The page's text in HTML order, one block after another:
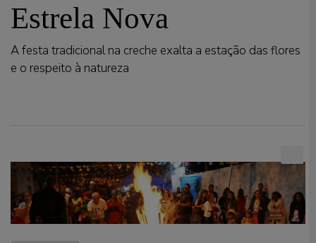
Estrela Nova
A festa tradicional na creche exalta a estação das flores
e o respeito à natureza